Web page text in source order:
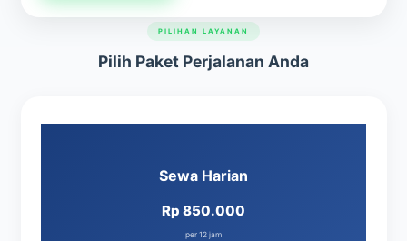
PILIHAN LAYANAN
Pilih Paket Perjalanan Anda
Sewa Harian
Rp 850.000
per 12 jam